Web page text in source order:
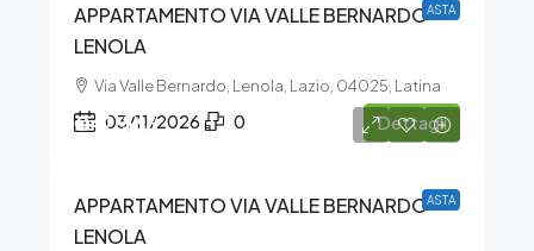
ASTA
APPARTAMENTO VIA VALLE BERNARDO –
LENOLA
Via Valle Bernardo, Lenola, Lazio, 04025, Latina
03/11/2026 0 Dettagli
ASTA
€42.563
APPARTAMENTO VIA VALLE BERNARDO –
LENOLA